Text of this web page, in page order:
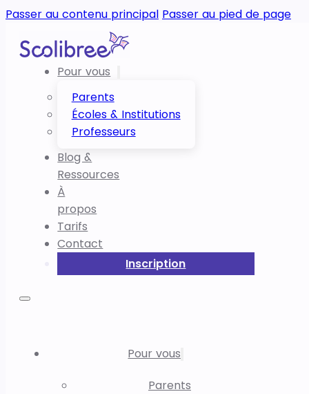
Passer au contenu principal Passer au pied de page
Pour vous
Parents
Écoles & Institutions
Professeurs
Blog &
Ressources
À
propos
Tarifs
Contact
Inscription
Pour vous
Parents